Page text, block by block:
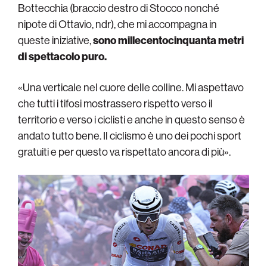
Bottecchia (braccio destro di Stocco nonché
nipote di Ottavio, ndr), che mi accompagna in
queste iniziative,sono millecentocinquanta metri
di spettacolo puro.
«Una verticale nel cuore delle colline. Mi aspettavo
che tutti i tifosi mostrassero rispetto verso il
territorio e verso i ciclisti e anche in questo senso è
andato tutto bene. Il ciclismo è uno dei pochi sport
gratuiti e per questo va rispettato ancora di più».